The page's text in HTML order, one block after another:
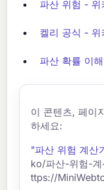
파산 위험 - 위
켈리 공식 - 위
파산 확률 이
이 콘텐츠, 페이
하세요:
"파산 위험 계산
ko/파산-위험-
ttps://